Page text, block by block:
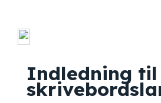
Indledning til